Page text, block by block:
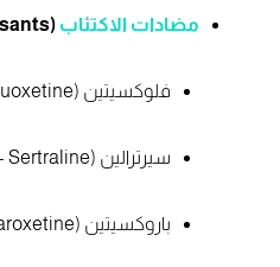
مضادات الاكتئاب(Antidepressants):
فلوكسيتين (Fluoxetine – بروزاك)
سيرترالين (Sertraline – زولوفت)
باروكسيتين (Paroxetine – باكسيل)